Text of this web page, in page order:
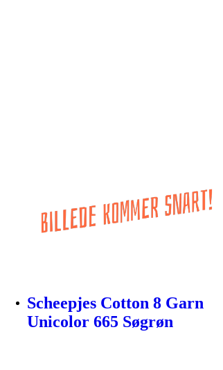
Scheepjes Cotton 8 Garn
Unicolor 665 Søgrøn